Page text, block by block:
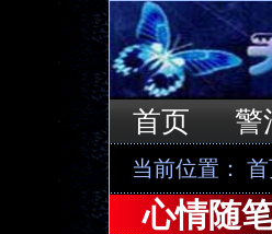
首页 警
当前位置：
心情随